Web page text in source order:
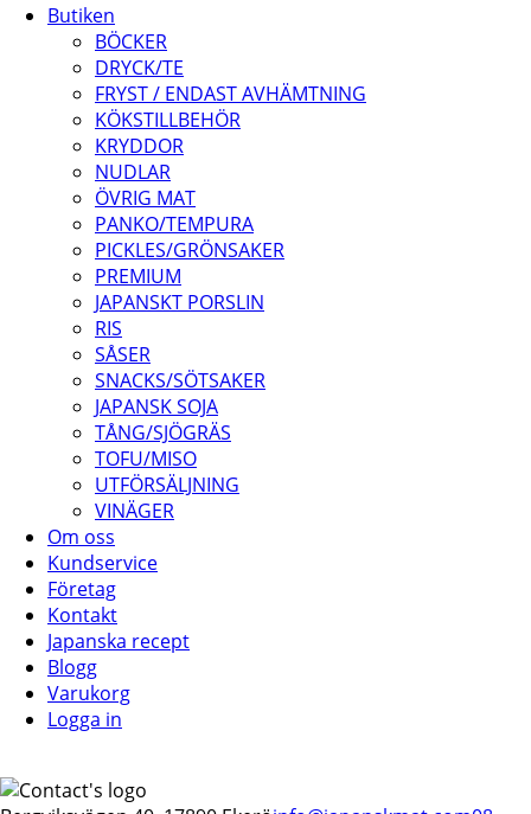
Butiken
BÖCKER
DRYCK/TE
FRYST / ENDAST AVHÄMTNING
KÖKSTILLBEHÖR
KRYDDOR
NUDLAR
ÖVRIG MAT
PANKO/TEMPURA
PICKLES/GRÖNSAKER
PREMIUM
JAPANSKT PORSLIN
RIS
SÅSER
SNACKS/SÖTSAKER
JAPANSK SOJA
TÅNG/SJÖGRÄS
TOFU/MISO
UTFÖRSÄLJNING
VINÄGER
Om oss
Kundservice
Företag
Kontakt
Japanska recept
Blogg
Varukorg
Logga in